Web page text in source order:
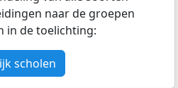
naar de groepen
in de toelichting:
scholen